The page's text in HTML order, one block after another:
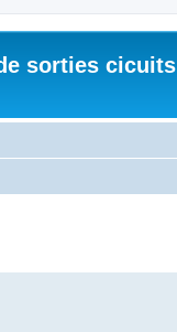
sorties cicuits